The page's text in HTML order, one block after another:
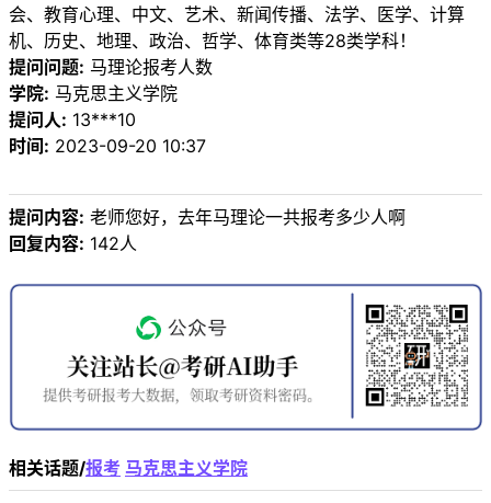
会、教育心理、中文、艺术、新闻传播、法学、医学、计算
机、历史、地理、政治、哲学、体育类等28类学科！
提问问题: 马理论报考人数
学院: 马克思主义学院
提问人: 13***10
时间: 2023-09-20 10:37
提问内容: 老师您好，去年马理论一共报考多少人啊
回复内容: 142人
相关话题/报考 马克思主义学院